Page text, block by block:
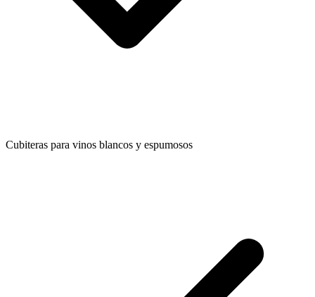
Cubiteras para vinos blancos y espumosos